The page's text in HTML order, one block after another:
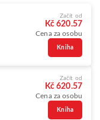
Začít od
Kč 620.57
Cena za osobu
Kniha
Začít od
Kč 620.57
Cena za osobu
Kniha